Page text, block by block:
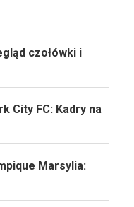
czołówki i
City FC: Kadry na
Marsylia: